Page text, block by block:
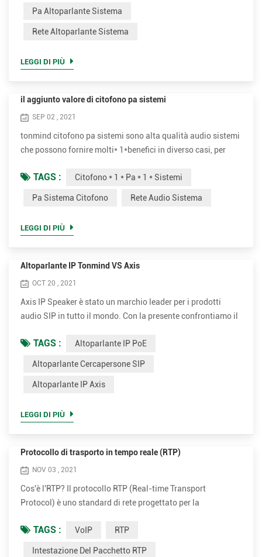
modelli possono essere applicati a diversi occasioni. noi
sistema per clienti. soffitto disegno SIP...
Pa Altoparlante Sistema
Rete Altoparlante Sistema
LEGGI DI PIÙ
il aggiunto valore di citofono pa sistemi
SEP 02 , 2021
tonmind citofono pa sistemi sono alta qualità audio sistemi
che possono fornire molti* 1*benefici in diverso casi, per
pubblico*1 *edifici. fai in diretta o programmato annunci in
diversi zone varie audio sorgenti può essere riprodotto su
TAGS : Citofono * 1 * Pa * 1 * Sistemi
Pa Sistema Citofono Rete Audio Sistema
LEGGI DI PIÙ
Altoparlante IP Tonmind VS Axis
OCT 20 , 2021
Axis IP Speaker è stato un marchio leader per i prodotti
audio SIP in tutto il mondo. Con la presente confrontiamo il
Axis. Vantaggi dell'altoparlante PoE di Tonmind IP. •
Supporta molti più codec per una migliore qualità del suono,
superiore fino a 30 W per una voce chiara e forte. È
TAGS : Altoparlante IP PoE
Altoparlante Cercapersone SIP
Altoparlante IP Axis
LEGGI DI PIÙ
Protocollo di trasporto in tempo reale (RTP)
NOV 03 , 2021
Cos'è l'RTP? Il protocollo RTP (Real-time Transport
Protocol) è uno standard di rete progettato per la
consegna coerente di dati in tempo reale. Viene utilizzato
nella telefonia Internet, Voice over IP e video
TAGS : VoIP RTP
Intestazione Del Pacchetto RTP